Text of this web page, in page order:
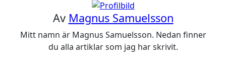
Av Magnus Samuelsson
Mitt namn är Magnus Samuelsson. Nedan finner
du alla artiklar som jag har skrivit.